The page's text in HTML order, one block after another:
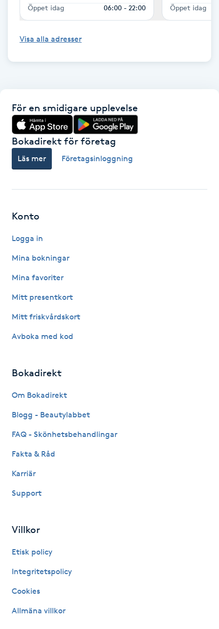
Headspa
Herrklippning
HIFU
Hollywood Peel
Huduppstramning
Hyaluronsyra
Hårborttagning
Hårförlängning
Hårvård
Hälsa
Hälsprickor
Idrottsmassage
Öppet idag 06:00 - 22:00 Öppet idag
Visa alla adresser
För en smidigare upplevelse
Bokadirekt för företag
Läs mer Företagsinloggning
Konto
Logga in
Mina bokningar
Mina favoriter
Mitt presentkort
Mitt friskvårdskort
Avboka med kod
Bokadirekt
Om Bokadirekt
Blogg - Beautylabbet
FAQ - Skönhetsbehandlingar
Fakta & Råd
Karriär
Support
Villkor
Etisk policy
Integritetspolicy
Cookies
Allmäna villkor